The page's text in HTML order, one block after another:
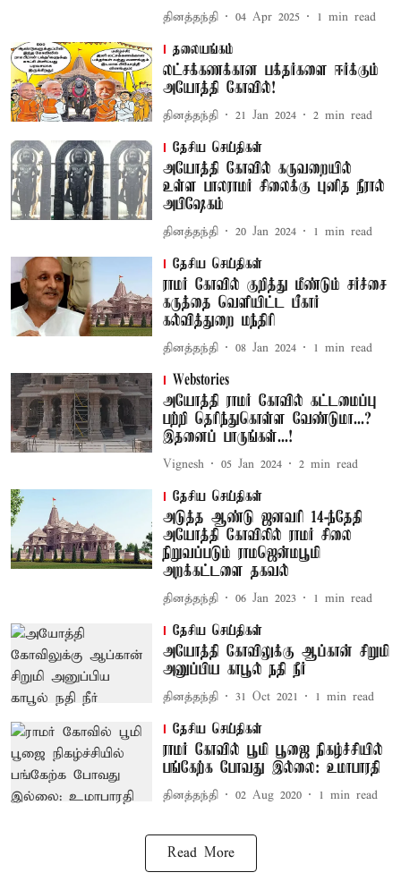
தினத்தந்தி 04 Apr 2025 1 min read
தலையங்கம்
லட்சக்கணக்கான பக்தர்களை ஈர்க்கும்
அயோத்தி கோவில்!
தினத்தந்தி 21 Jan 2024 2 min read
தேசிய செய்திகள்
அயோத்தி கோவில் கருவறையில்
உள்ள பாலராமர் சிலைக்கு புனித நீரால்
அபிஷேகம்
தினத்தந்தி 20 Jan 2024 1 min read
தேசிய செய்திகள்
ராமர் கோவில் குறித்து மீண்டும் சர்ச்சை
கருத்தை வெளியிட்ட பீகார்
கல்வித்துறை மந்திரி
தினத்தந்தி 08 Jan 2024 1 min read
Webstories
அயோத்தி ராமர் கோவில் கட்டமைப்பு
பற்றி தெரிந்துகொள்ள வேண்டுமா...?
இதனைப் பாருங்கள்...!
Vignesh 05 Jan 2024 2 min read
தேசிய செய்திகள்
அடுத்த ஆண்டு ஜனவரி 14-ந்தேதி
அயோத்தி கோவிலில் ராமர் சிலை
நிறுவப்படும் ராமஜென்மபூமி
அறக்கட்டளை தகவல்
தினத்தந்தி 06 Jan 2023 1 min read
தேசிய செய்திகள்
அயோத்தி கோவிலுக்கு ஆப்கான் சிறுமி
அனுப்பிய காபூல் நதி நீர்
தினத்தந்தி 31 Oct 2021 1 min read
தேசிய செய்திகள்
ராமர் கோவில் பூமி பூஜை நிகழ்ச்சியில்
பங்கேற்க போவது இல்லை: உமாபாரதி
தினத்தந்தி 02 Aug 2020 1 min read
Read More